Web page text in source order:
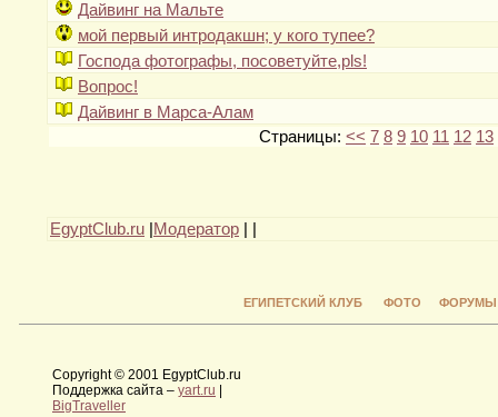
Дайвинг на Мальте
мой первый интродакшн; у кого тупее?
Господа фотографы, посоветуйте,pls!
Вопрос!
Дайвинг в Марса-Алам
Страницы: << 7 8 9 10 11 12 13
EgyptClub.ru Модератор
ЕГИПЕТСКИЙ КЛУБ ФОТО ФОРУМЫ
Copyright © 2001 EgyptClub.ru
Поддержка сайта – yart.ru |
BigTraveller